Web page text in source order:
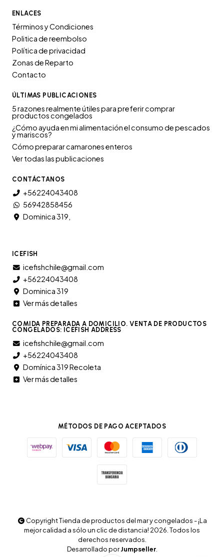
ENLACES
Términos y Condiciones
Politica de reembolso
Política de privacidad
Zonas de Reparto
Contacto
ÚLTIMAS PUBLICACIONES
5 razones realmente útiles para preferir comprar
productos congelados
¿Cómo ayuda en mi alimentación el consumo de pescados
y mariscos?
Cómo preparar camarones enteros
Ver todas las publicaciones
CONTÁCTANOS
+56224043408
56942858456
Dominica 319,
ICEFISH
icefishchile@gmail.com
+56224043408
Dominica 319
Ver más detalles
COMIDA PREPARADA A DOMICILIO. VENTA DE PRODUCTOS
CONGELADOS: ICEFISH ADDRESS
icefishchile@gmail.com
+56224043408
Domínica 319 Recoleta
Ver más detalles
MÉTODOS DE PAGO ACEPTADOS
Copyright Tienda de productos del mar y congelados - ¡La
mejor calidad a sólo un clic de distancia! 2026. Todos los
derechos reservados.
Desarrollado porJumpseller.